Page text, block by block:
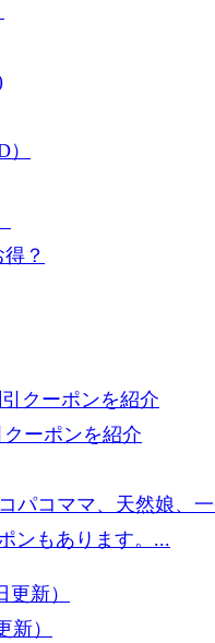
？
ーポンを紹介
パコママ、天然娘、
ンもあります。...
）